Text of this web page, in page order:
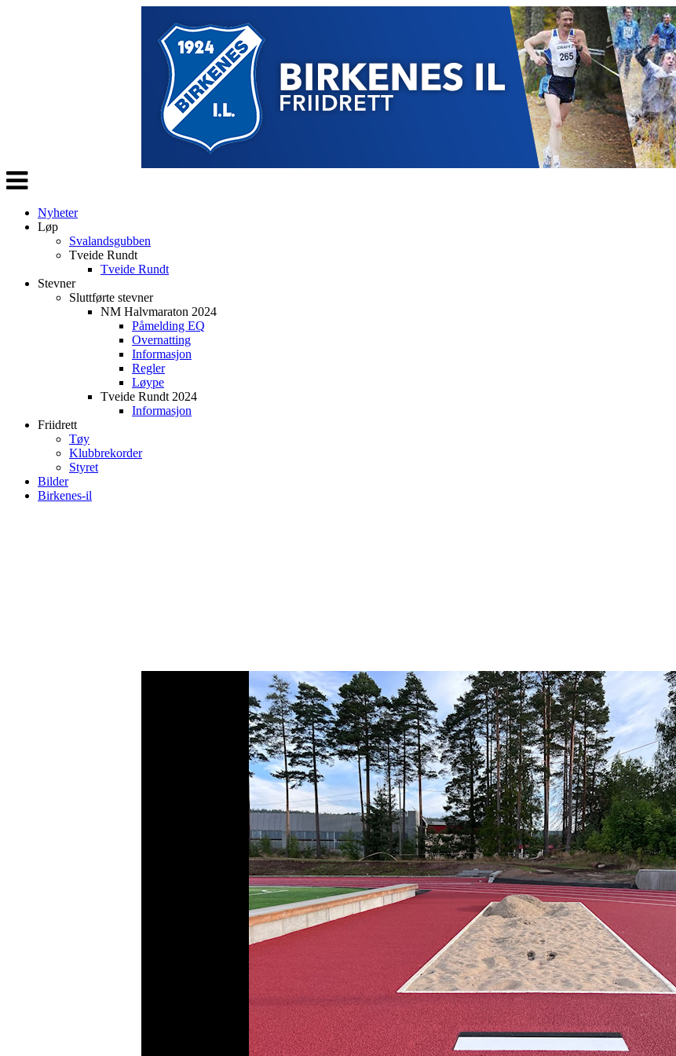
Veksle
navigasjon
Nyheter
Løp
Svalandsgubben
Tveide Rundt
Tveide Rundt
Stevner
Sluttførte stevner
NM Halvmaraton 2024
Påmelding EQ
Overnatting
Informasjon
Regler
Løype
Tveide Rundt 2024
Informasjon
Friidrett
Tøy
Klubbrekorder
Styret
Bilder
Birkenes-il